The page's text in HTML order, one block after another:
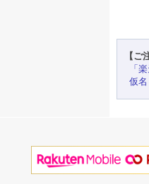
【ご
「
仮